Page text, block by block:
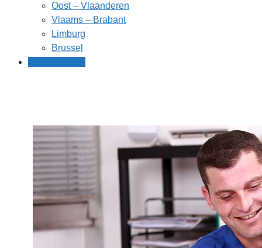
Oost – Vlaanderen
Vlaams – Brabant
Limburg
Brussel